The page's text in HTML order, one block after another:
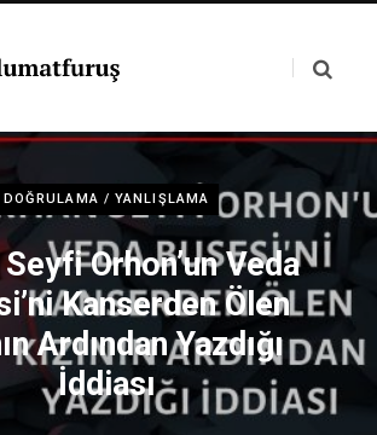
DOĞRULAMA / YANLIŞLAMA
Orhon’un Veda
Kanserden Ölen
Ardından Yazdığı
İddiası